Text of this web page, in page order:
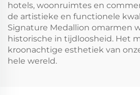
hotels, woonruimtes en
de artistieke en functionele
Signature Medallion omarmen
historische in tijdloosheid. Het
kroonachtige esthetiek van
hele wereld.